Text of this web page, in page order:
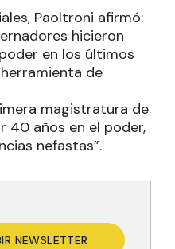
Paoltroni afirmó:
hicieron
en los últimos
de
magistratura de
40 años en el poder,
nefastas”.
NEWSLETTER